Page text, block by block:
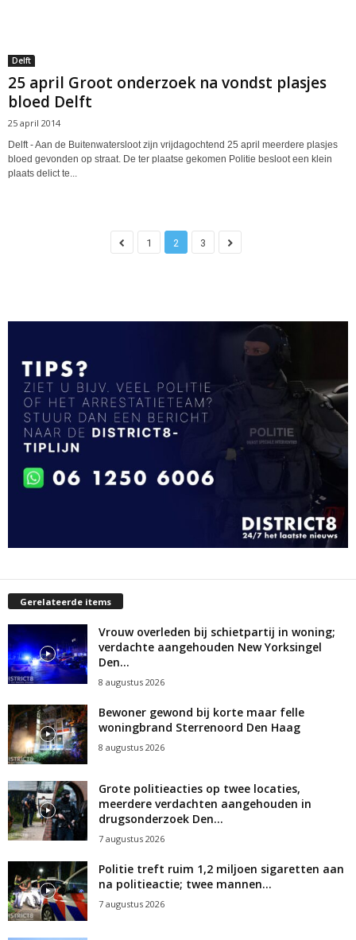
Delft
25 april Groot onderzoek na vondst plasjes
bloed Delft
25 april 2014
Delft - Aan de Buitenwatersloot zijn vrijdagochtend 25 april meerdere plasjes
bloed gevonden op straat. De ter plaatse gekomen Politie besloot een klein
plaats delict te...
1 2 3
Gerelateerde items
Vrouw overleden bij schietpartij in woning;
verdachte aangehouden New Yorksingel
Den...
8 augustus 2026
Bewoner gewond bij korte maar felle
woningbrand Sterrenoord Den Haag
8 augustus 2026
Grote politieacties op twee locaties,
meerdere verdachten aangehouden in
drugsonderzoek Den...
7 augustus 2026
Politie treft ruim 1,2 miljoen sigaretten aan
na politieactie; twee mannen...
7 augustus 2026